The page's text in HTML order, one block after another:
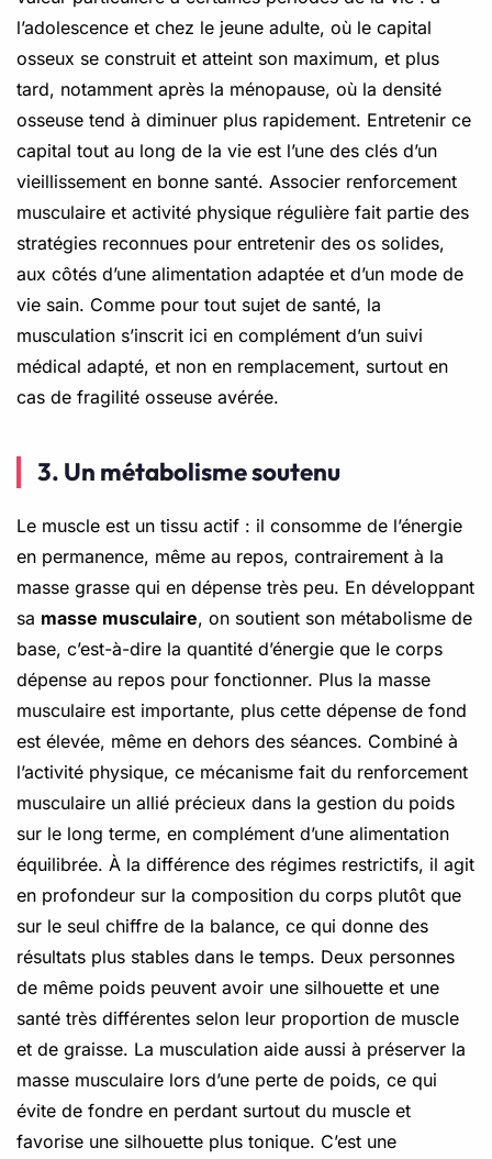
l’adolescence et chez le jeune adulte, où le capital
osseux se construit et atteint son maximum, et plus
tard, notamment après la ménopause, où la densité
osseuse tend à diminuer plus rapidement. Entretenir ce
capital tout au long de la vie est l’une des clés d’un
vieillissement en bonne santé. Associer renforcement
musculaire et activité physique régulière fait partie des
stratégies reconnues pour entretenir des os solides,
aux côtés d’une alimentation adaptée et d’un mode de
vie sain. Comme pour tout sujet de santé, la
musculation s’inscrit ici en complément d’un suivi
médical adapté, et non en remplacement, surtout en
cas de fragilité osseuse avérée.
3. Un métabolisme soutenu
Le muscle est un tissu actif : il consomme de l’énergie
en permanence, même au repos, contrairement à la
masse grasse qui en dépense très peu. En développant
sa masse musculaire, on soutient son métabolisme de
base, c’est-à-dire la quantité d’énergie que le corps
dépense au repos pour fonctionner. Plus la masse
musculaire est importante, plus cette dépense de fond
est élevée, même en dehors des séances. Combiné à
l’activité physique, ce mécanisme fait du renforcement
musculaire un allié précieux dans la gestion du poids
sur le long terme, en complément d’une alimentation
équilibrée. À la différence des régimes restrictifs, il agit
en profondeur sur la composition du corps plutôt que
sur le seul chiffre de la balance, ce qui donne des
résultats plus stables dans le temps. Deux personnes
de même poids peuvent avoir une silhouette et une
santé très différentes selon leur proportion de muscle
et de graisse. La musculation aide aussi à préserver la
masse musculaire lors d’une perte de poids, ce qui
évite de fondre en perdant surtout du muscle et
favorise une silhouette plus tonique. C’est une